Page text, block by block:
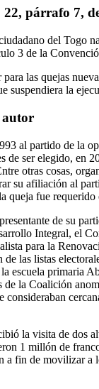
22, párrafo 7,
del Togo
3 de la
las quejas
suspendiera la
autor
al partido de la
ser elegido, en
otras cosas,
su afiliación al
queja fue
de su
Integral, el
para la
las listas
escuela primaria
la Coalición
consideraban
la visita de dos
1 millón de
fin de movilizar a